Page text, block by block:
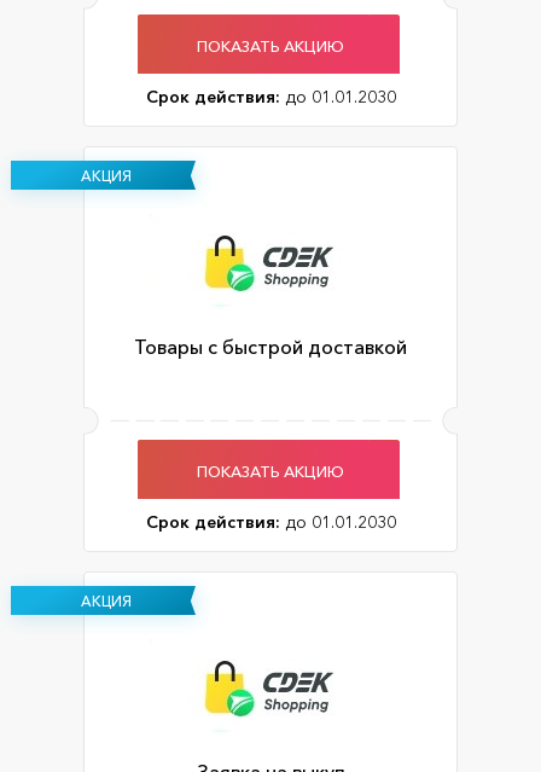
ПОКАЗАТЬ АКЦИЮ
Срок действия: до 01.01.2030
АКЦИЯ
Товары с быстрой доставкой
ПОКАЗАТЬ АКЦИЮ
Срок действия: до 01.01.2030
АКЦИЯ